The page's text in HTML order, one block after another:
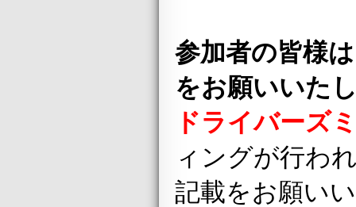
参加者の皆様
をお願いいた
ドライバーズ
ィングが行わ
記載をお願い